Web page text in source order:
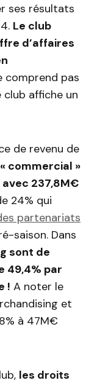
ses résultats
Le club
d’affaires
comprend pas
club affiche un
de revenu de
« commercial »
237,8M€
24% qui
partenariats
saison. Dans
sont de
49,4% par
! A noter le
et
à 47M€
les droits